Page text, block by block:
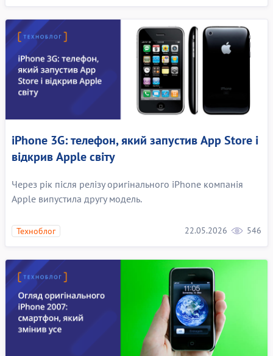
iPhone 3G: телефон, який запустив App Store і
відкрив Apple світу
Через рік після релізу оригінального iPhone компанія
Apple випустила другу модель.
Техноблог 22.05.2026 546